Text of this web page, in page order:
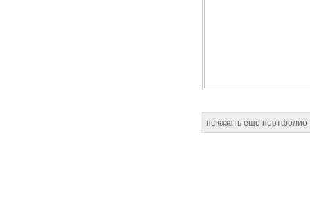
показать еще портфолио